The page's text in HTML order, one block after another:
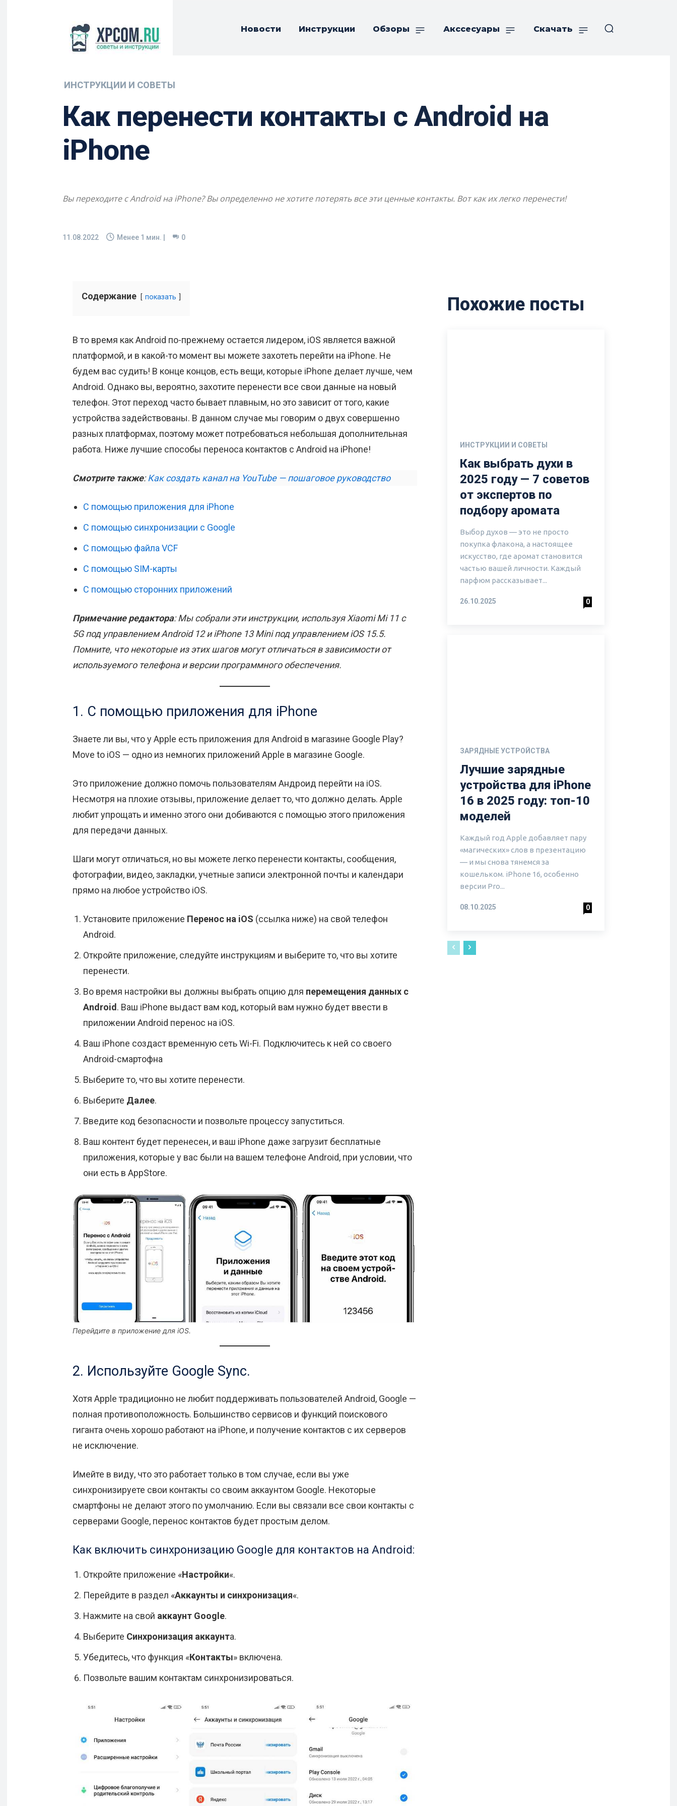
Новости Инструкции Обзоры Акссесуары Скачать
ИНСТРУКЦИИ И СОВЕТЫ
Как перенести контакты с Android на
iPhone
Вы переходите с Android на iPhone? Вы определенно не хотите потерять все эти ценные контакты. Вот как их легко перенести!
11.08.2022 Менее 1 мин. | 0
Содержание показать
В то время как Android по-прежнему остается лидером, iOS является важной
платформой, и в какой-то момент вы можете захотеть перейти на iPhone. Не
будем вас судить! В конце концов, есть вещи, которые iPhone делает лучше, чем
Android. Однако вы, вероятно, захотите перенести все свои данные на новый
телефон. Этот переход часто бывает плавным, но это зависит от того, какие
устройства задействованы. В данном случае мы говорим о двух совершенно
разных платформах, поэтому может потребоваться небольшая дополнительная
работа. Ниже лучшие способы переноса контактов с Android на iPhone!
Смотрите также:Как создать канал на YouTube — пошаговое руководство
С помощью приложения для iPhone
С помощью синхронизации с Google
С помощью файла VCF
С помощью SIM-карты
С помощью сторонних приложений
Примечание редактора: Мы собрали эти инструкции, используя Xiaomi Mi 11 с
5G под управлением Android 12 и iPhone 13 Mini под управлением iOS 15.5.
Помните, что некоторые из этих шагов могут отличаться в зависимости от
используемого телефона и версии программного обеспечения.
1. С помощью приложения для iPhone
Знаете ли вы, что у Apple есть приложения для Android в магазине Google Play?
Move to iOS — одно из немногих приложений Apple в магазине Google.
Это приложение должно помочь пользователям Андроид перейти на iOS.
Несмотря на плохие отзывы, приложение делает то, что должно делать. Apple
любит упрощать и именно этого они добиваются с помощью этого приложения
для передачи данных.
Шаги могут отличаться, но вы можете легко перенести контакты, сообщения,
фотографии, видео, закладки, учетные записи электронной почты и календари
прямо на любое устройство iOS.
Установите приложение Перенос на iOS (ссылка ниже) на свой телефон
Android.
Откройте приложение, следуйте инструкциям и выберите то, что вы хотите
перенести.
Во время настройки вы должны выбрать опцию для перемещения данных с
Android. Ваш iPhone выдаст вам код, который вам нужно будет ввести в
приложении Android перенос на iOS.
Ваш iPhone создаст временную сеть Wi-Fi. Подключитесь к ней со своего
Android-смартофна
Выберите то, что вы хотите перенести.
Выберите Далее.
Введите код безопасности и позвольте процессу запуститься.
Ваш контент будет перенесен, и ваш iPhone даже загрузит бесплатные
приложения, которые у вас были на вашем телефоне Android, при условии, что
они есть в AppStore.
Перейдите в приложение для iOS.
2. Используйте Google Sync.
Хотя Apple традиционно не любит поддерживать пользователей Android, Google —
полная противоположность. Большинство сервисов и функций поискового
гиганта очень хорошо работают на iPhone, и получение контактов с их серверов
не исключение.
Имейте в виду, что это работает только в том случае, если вы уже
синхронизируете свои контакты со своим аккаунтом Google. Некоторые
смартфоны не делают этого по умолчанию. Если вы связали все свои контакты с
серверами Google, перенос контактов будет простым делом.
Как включить синхронизацию Google для контактов на Android:
Откройте приложение «Настройки«.
Перейдите в раздел «Аккаунты и синхронизация«.
Нажмите на свой аккаунт Google.
Выберите Синхронизация аккаунта.
Убедитесь, что функция «Контакты» включена.
Позвольте вашим контактам синхронизироваться.
Похожие посты
ИНСТРУКЦИИ И СОВЕТЫ
Как выбрать духи в
2025 году — 7 советов
от экспертов по
подбору аромата
Выбор духов — это не просто
покупка флакона, а настоящее
искусство, где аромат становится
частью вашей личности. Каждый
парфюм рассказывает...
26.10.2025 0
ЗАРЯДНЫЕ УСТРОЙСТВА
Лучшие зарядные
устройства для iPhone
16 в 2025 году: топ-10
моделей
Каждый год Apple добавляет пару
«магических» слов в презентацию
— и мы снова тянемся за
кошельком. iPhone 16, особенно
версии Pro...
08.10.2025 0